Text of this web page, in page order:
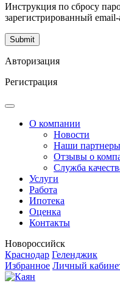
Инструкция по сбросу
зарегистрированный email-
Авторизация
Регистрация
О компании
Новости
Наши партнеры
Отзывы о
Служба
Услуги
Работа
Ипотека
Оценка
Контакты
Новороссийск
Краснодар Геленджик
Избранное Личный